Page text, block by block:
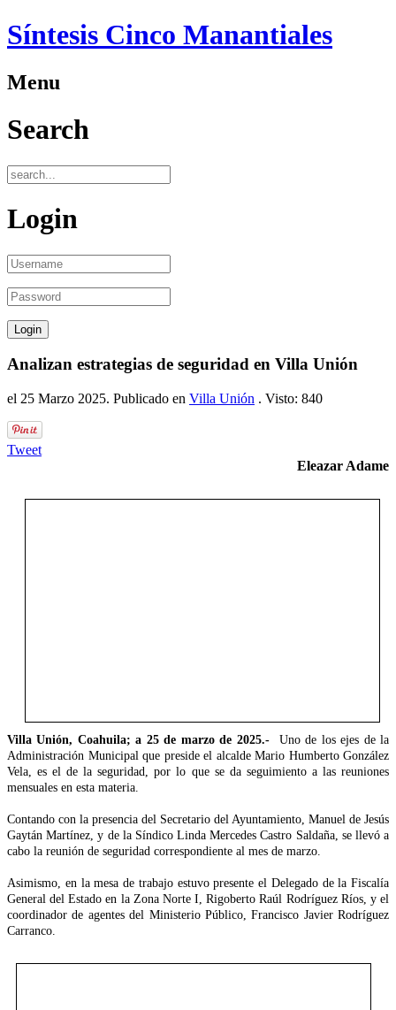
Síntesis Cinco Manantiales
Menu
Search
Login
Analizan estrategias de seguridad en Villa Unión
el 25 Marzo 2025. Publicado en Villa Unión . Visto: 840
Tweet
Eleazar Adame
Villa Unión, Coahuila; a 25 de marzo de 2025.-
Uno de los ejes de la
Administración Municipal que preside el alcalde Mario Humberto González
Vela, es el de la seguridad, por lo que se da seguimiento a las reuniones
mensuales en esta materia.
Contando con la presencia del Secretario del Ayuntamiento, Manuel de Jesús
Gaytán Martínez, y de la Síndico Linda Mercedes Castro Saldaña, se llevó a
cabo la reunión de seguridad correspondiente al mes de marzo.
Asimismo, en la mesa de trabajo estuvo presente el Delegado de la Fiscalía
General del Estado en la Zona Norte I, Rigoberto Raúl Rodríguez Ríos, y el
coordinador de agentes del Ministerio Público, Francisco Javier Rodríguez
Carranco.